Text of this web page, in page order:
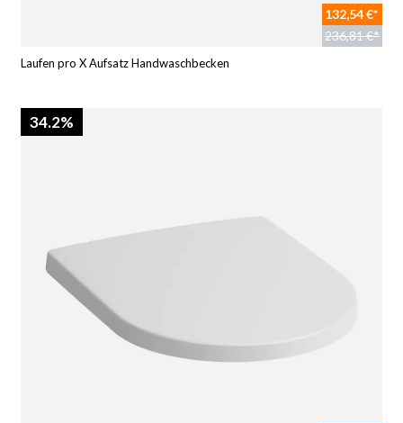
132,54 €*
236,81 €*
Laufen pro X Aufsatz Handwaschbecken
34.2%